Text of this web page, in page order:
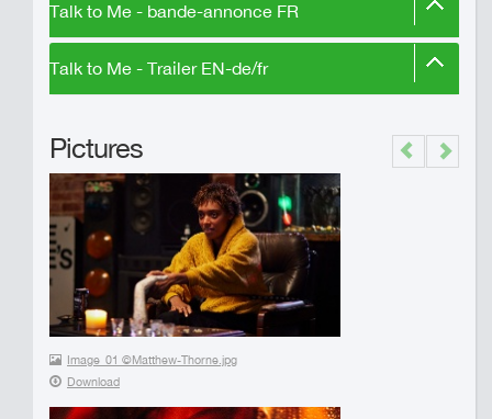
Talk to Me - bande-annonce FR
Talk to Me - Trailer EN-de/fr
Pictures
Image_01 ©Matthew-Thorne.jpg
Download
Previous
Next